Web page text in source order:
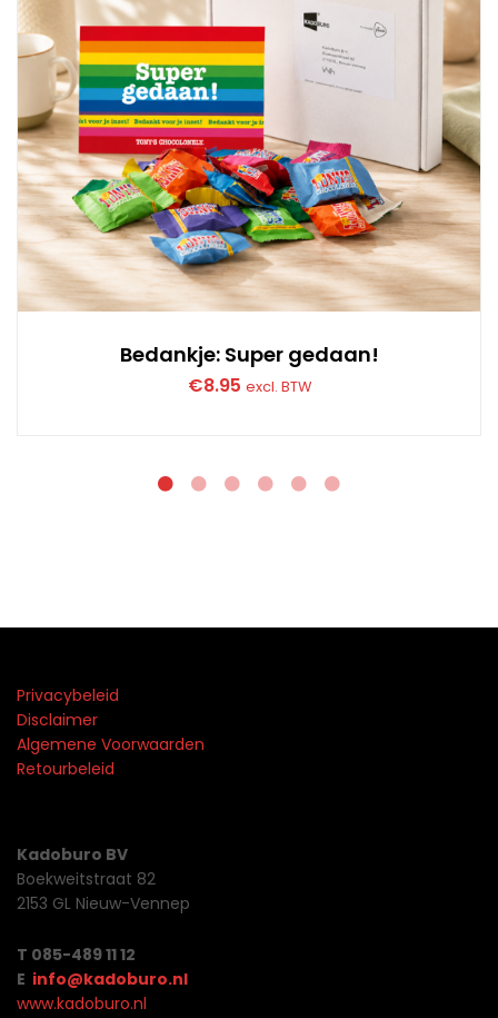
Bedankje: Super gedaan!
€8.95 excl. BTW
Privacybeleid
Disclaimer
Algemene Voorwaarden
Retourbeleid
Kadoburo BV
Boekweitstraat 82
2153 GL Nieuw-Vennep
T 085-489 11 12
E info@kadoburo.nl
www.kadoburo.nl